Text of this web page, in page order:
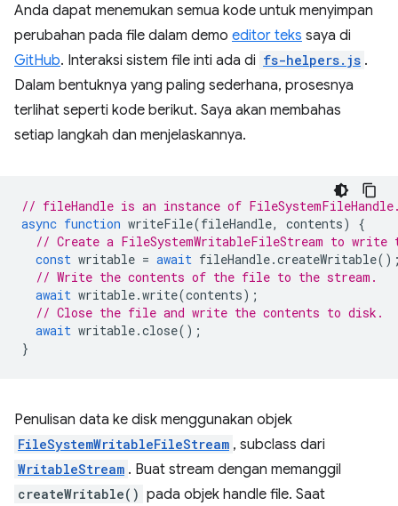
Anda dapat menemukan semua kode untuk menyimpan
perubahan pada file dalam demo editor teks saya di
GitHub. Interaksi sistem file inti ada di fs-helpers.js .
Dalam bentuknya yang paling sederhana, prosesnya
terlihat seperti kode berikut. Saya akan membahas
setiap langkah dan menjelaskannya.
// fileHandle is an instance of
async function writeFile(fileHandle, contents)
{
// Create a FileSystemWritableFileStream to write
const writable = await fileHandle.createWritable
// Write the contents of the file to the stream.
await writable.write(contents);
// Close the file and write the contents to disk.
await writable.close();
}
Penulisan data ke disk menggunakan objek
FileSystemWritableFileStream , subclass dari
WritableStream . Buat stream dengan memanggil
createWritable() pada objek handle file. Saat